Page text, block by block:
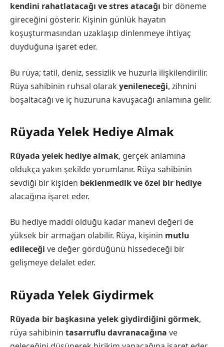
kendini rahatlatacağı ve stres atacağı bir döneme
gireceğini gösterir. Kişinin günlük hayatın
koşuşturmasından uzaklaşıp dinlenmeye ihtiyaç
duyduğuna işaret eder.
Bu rüya; tatil, deniz, sessizlik ve huzurla ilişkilendirilir.
Rüya sahibinin ruhsal olarak yenileneceği, zihnini
boşaltacağı ve iç huzuruna kavuşacağı anlamına gelir.
Rüyada Yelek Hediye Almak
Rüyada yelek hediye almak, gerçek anlamına
oldukça yakın şekilde yorumlanır. Rüya sahibinin
sevdiği bir kişiden beklenmedik ve özel bir hediye
alacağına işaret eder.
Bu hediye maddi olduğu kadar manevi değeri de
yüksek bir armağan olabilir. Rüya, kişinin mutlu
edileceği ve değer gördüğünü hissedeceği bir
gelişmeye delalet eder.
Rüyada Yelek Giydirmek
Rüyada bir başkasına yelek giydirdiğini görmek,
rüya sahibinin tasarruflu davranacağına ve